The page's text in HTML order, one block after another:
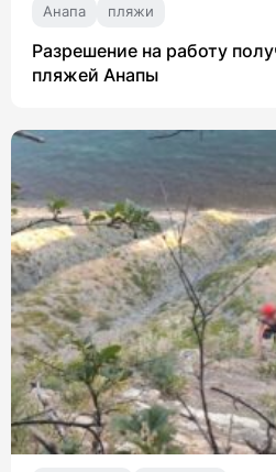
Анапа пляжи
Разрешение на работу
пляжей Анапы